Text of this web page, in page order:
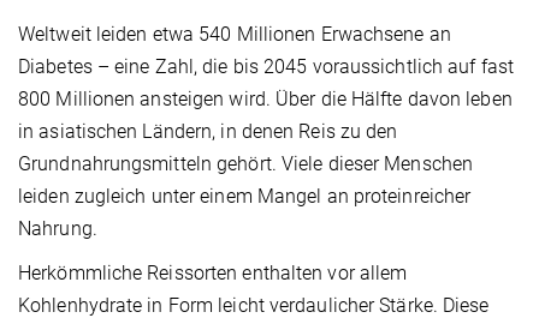
Weltweit leiden etwa 540 Millionen Erwachsene an
Diabetes – eine Zahl, die bis 2045 voraussichtlich auf fast
800 Millionen ansteigen wird. Über die Hälfte davon leben
in asiatischen Ländern, in denen Reis zu den
Grundnahrungsmitteln gehört. Viele dieser Menschen
leiden zugleich unter einem Mangel an proteinreicher
Nahrung.
Herkömmliche Reissorten enthalten vor allem
Kohlenhydrate in Form leicht verdaulicher Stärke. Diese